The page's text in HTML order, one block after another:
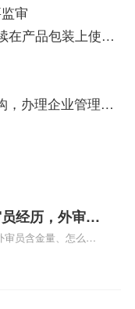
审
iso9001:2000证书过期了，还能继续在产品包装上使用吗
物业二级资质，想找家ISO认证机构，办理企业管理体系认证，办理什么样的？证书必须是国家认可的，带有CQC标
经历，外审员
审员含金量、怎么才
的外审员、我